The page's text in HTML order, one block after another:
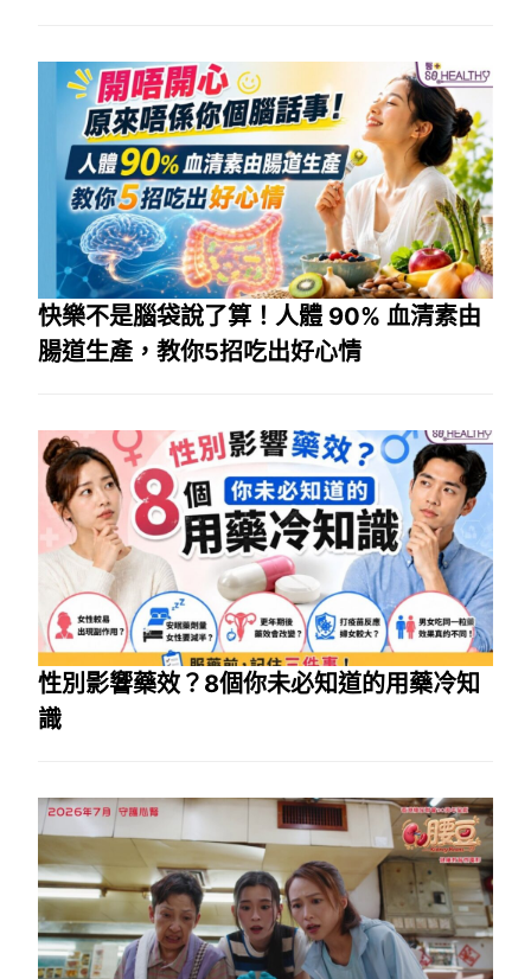
快樂不是腦袋說了算！人體 90% 血清素由
腸道生產，教你5招吃出好心情
性別影響藥效？8個你未必知道的用藥冷知
識